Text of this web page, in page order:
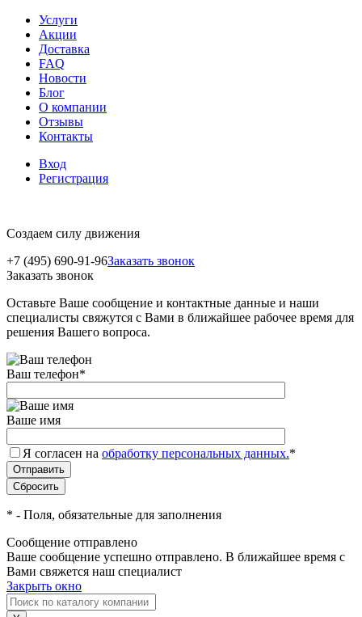
Услуги
Акции
Доставка
FAQ
Новости
Блог
О компании
Отзывы
Контакты
Вход
Регистрация
Создаем силу движения
+7 (495) 690-91-96Заказать звонок
Заказать звонок
Оставьте Ваше сообщение и контактные данные и наши
специалисты свяжутся с Вами в ближайшее рабочее время для
решения Вашего вопроса.
Ваш телефон*
Ваше имя
Я согласен на обработку персональных данных.*
* - Поля, обязательные для заполнения
Сообщение отправлено
Ваше сообщение успешно отправлено. В ближайшее время с
Вами свяжется наш специалист
Закрыть окно